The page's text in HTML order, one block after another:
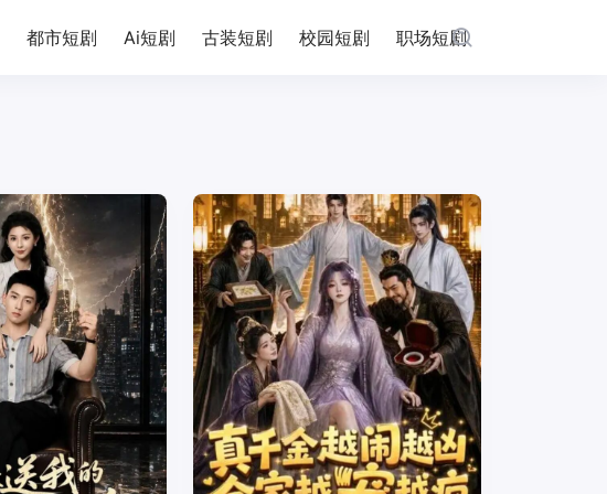
都市短剧 Ai短剧 古装短剧 校园短剧 职场短剧